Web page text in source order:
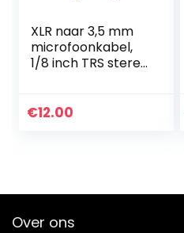
XLR naar 3,5 mm
microfoonkabel,
1/8 inch TRS stereo
3,5 mm (mini) naar
€12.00
Over ons